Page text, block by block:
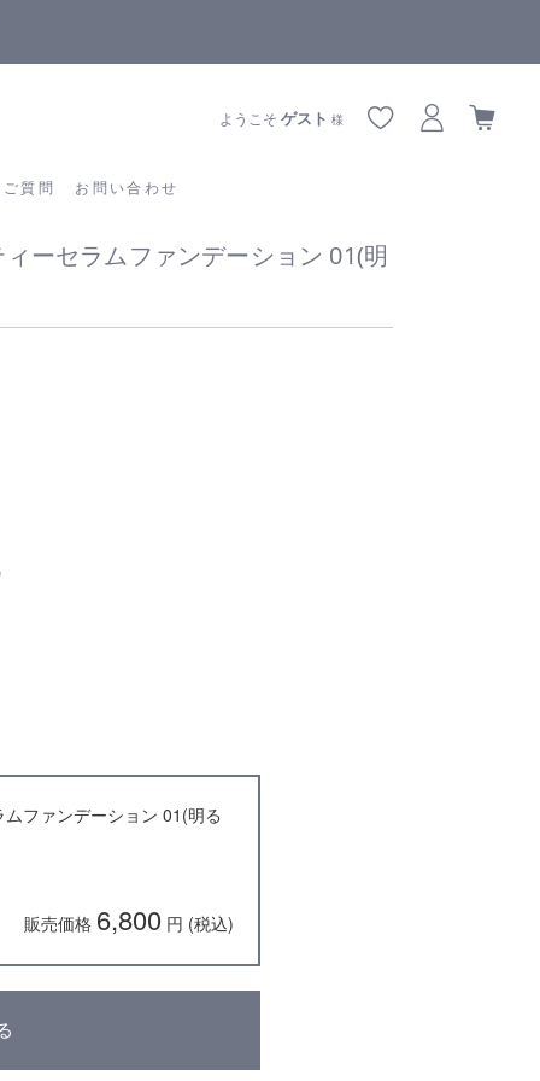
質問 お問い合わせ
ようこそゲスト 様
るご質問
ーセラムファンデーション 01(明
ファンデーション 01(明る
販売価格 6,800 円 (税込)